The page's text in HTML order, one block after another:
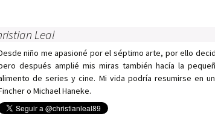
Leal
niño me apasioné por el séptimo arte, por ello
después amplié mis miras también hacía la
de series y cine. Mi vida podría resumirse en
o Michael Haneke.